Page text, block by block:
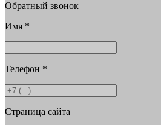
Обратный звонок
Имя *
Телефон *
Страница сайта